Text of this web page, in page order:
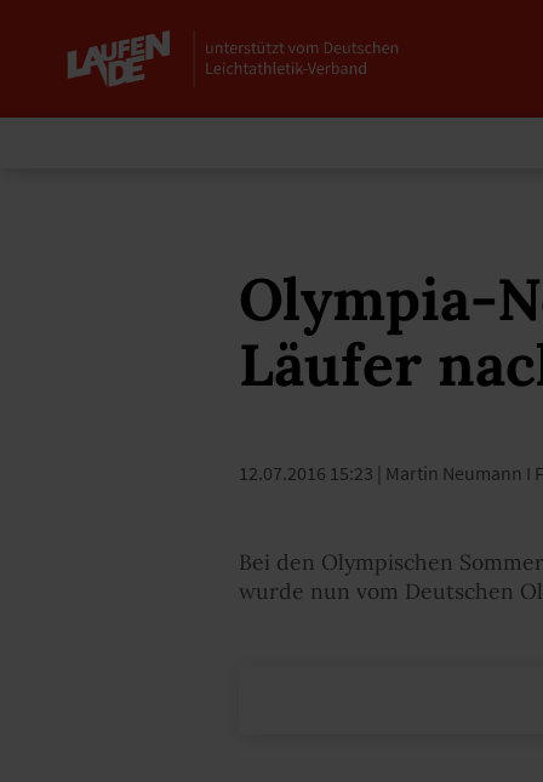
Olympia-
Läufer
12.07.2016 15:23 | Martin Neumann I
Bei den Olympischen
wurde nun vom Deutschen